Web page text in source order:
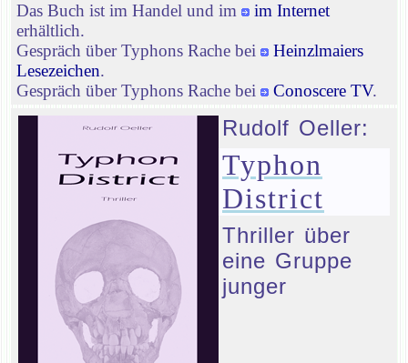
Das Buch ist im Handel und im
im Internet
erhältlich.
Gespräch über Typhons Rache bei
Heinzlmaiers
Lesezeichen.
Gespräch über Typhons Rache bei
Conoscere TV.
Rudolf Oeller:
Typhon
District
Thriller über
eine Gruppe
junger